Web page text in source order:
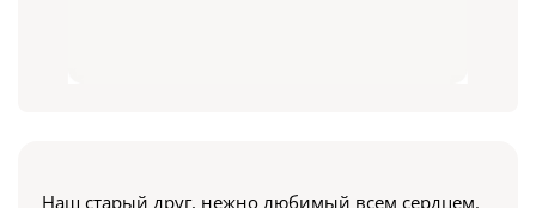
Наш старый друг, нежно любимый всем сердцем.